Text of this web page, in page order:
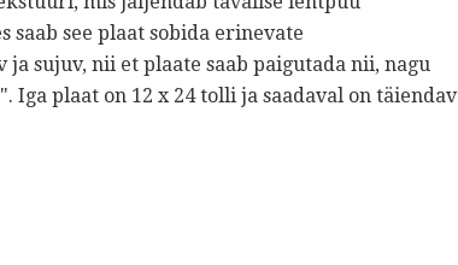
see plaat sobida erinevate
sujuv, nii et plaate saab paigutada nii, nagu
plaat on 12 x 24 tolli ja saadaval on täiendav